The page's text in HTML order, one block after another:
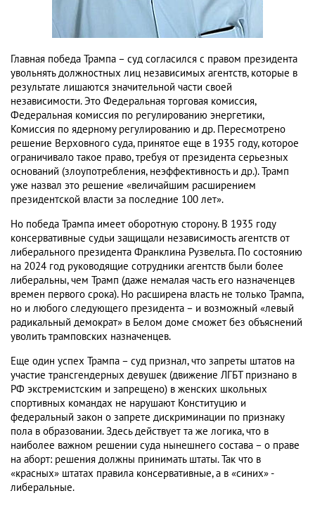
Главная победа Трампа – суд согласился с правом президента
увольнять должностных лиц независимых агентств, которые в
результате лишаются значительной части своей
независимости. Это Федеральная торговая комиссия,
Федеральная комиссия по регулированию энергетики,
Комиссия по ядерному регулированию и др. Пересмотрено
решение Верховного суда, принятое еще в 1935 году, которое
ограничивало такое право, требуя от президента серьезных
оснований (злоупотребления, неэффективность и др.). Трамп
уже назвал это решение «величайшим расширением
президентской власти за последние 100 лет».
Но победа Трампа имеет оборотную сторону. В 1935 году
консервативные судьи защищали независимость агентств от
либерального президента Франклина Рузвельта. По состоянию
на 2024 год руководящие сотрудники агентств были более
либеральны, чем Трамп (даже немалая часть его назначенцев
времен первого срока). Но расширена власть не только Трампа,
но и любого следующего президента – и возможный «левый
радикальный демократ» в Белом доме сможет без объяснений
уволить трамповских назначенцев.
Еще один успех Трампа – суд признал, что запреты штатов на
участие трансгендерных девушек (движение ЛГБТ признано в
РФ экстремистским и запрещено) в женских школьных
спортивных командах не нарушают Конституцию и
федеральный закон о запрете дискриминации по признаку
пола в образовании. Здесь действует та же логика, что в
наиболее важном решении суда нынешнего состава – о праве
на аборт: решения должны принимать штаты. Так что в
«красных» штатах правила консервативные, а в «синих» -
либеральные.